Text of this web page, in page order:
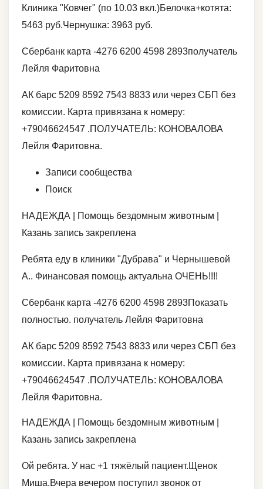
Клиника "Ковчег" (по 10.03 вкл.)Белочка+котята:
5463 руб.Чернушка: 3963 руб.
Сбербанк карта -4276 6200 4598 2893получатель
Лейля Фаритовна
АК барс 5209 8592 7543 8833 или через СБП без
комиссии. Карта привязана к номеру:
+79046624547 .ПОЛУЧАТЕЛЬ: КОНОВАЛОВА
Лейля Фаритовна.
Записи сообщества
Поиск
НАДЕЖДА | Помощь бездомным животным |
Казань запись закреплена
Ребята еду в клиники "Дубрава" и Чернышевой
А.. Финансовая помощь актуальна ОЧЕНЬ!!!!
Сбербанк карта -4276 6200 4598 2893Показать
полностью. получатель Лейля Фаритовна
АК барс 5209 8592 7543 8833 или через СБП без
комиссии. Карта привязана к номеру:
+79046624547 .ПОЛУЧАТЕЛЬ: КОНОВАЛОВА
Лейля Фаритовна.
НАДЕЖДА | Помощь бездомным животным |
Казань запись закреплена
Ой ребята. У нас +1 тяжёлый пациент.Щенок
Миша.Вчера вечером поступил звонок от